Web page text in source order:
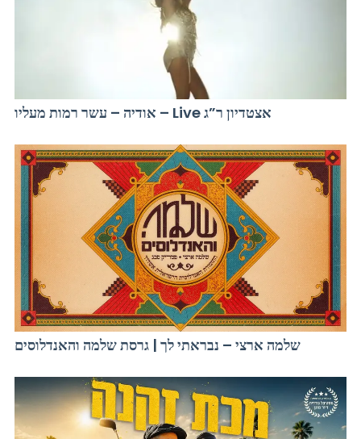
אודיה – עשר רמות מעליו – Live אצטדיון ר”ג
שלמה ארצי – נבראתי לך | גרסת שלמה והאנדלוסים